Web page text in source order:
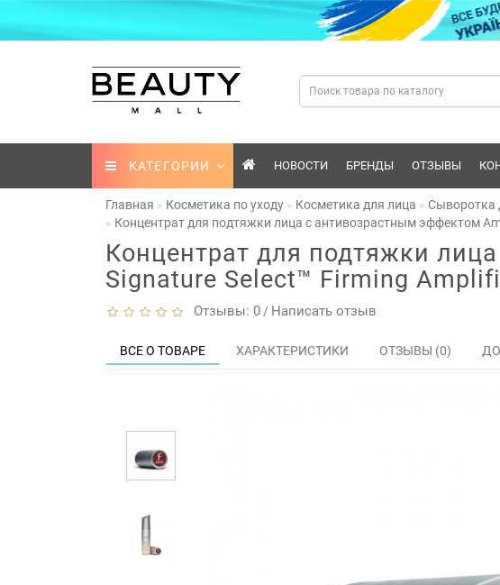
КАТЕГОРИИ НОВОСТИ БРЕНДЫ ОТЗЫВЫ
Главная Косметика по уходу Косметика для лица
Сыворотка
Концентрат для подтяжки лица с антивозрастным эффектом
Концентрат для подтяжки
Signature Select™ Firming
Отзывы: 0 / Написать отзыв
ВСЕ О ТОВАРЕ ХАРАКТЕРИСТИКИ ОТЗЫВЫ (0)